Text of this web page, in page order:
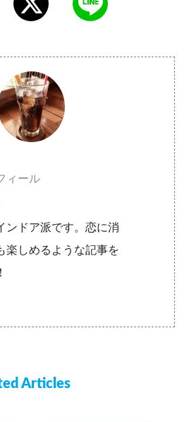
ィール
ンドア派です。恋に消
楽しめるような記事を
Articles